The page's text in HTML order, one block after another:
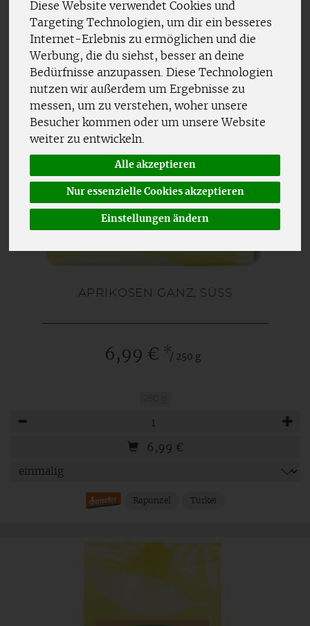
Diese Website verwendet Cookies und
Targeting Technologien, um dir ein besseres
Internet-Erlebnis zu ermöglichen und die
Werbung, die du siehst, besser an deine
Bedürfnisse anzupassen. Diese Technologien
nutzen wir außerdem um Ergebnisse zu
messen, um zu verstehen, woher unsere
Besucher kommen oder um unsere Website
weiter zu entwickeln.
Alle akzeptieren
Nur essenzielle Cookies akzeptieren
Einstellungen ändern
APRIKOSEN GANZ, SÜSS
6,99 € */ 250 g
6,99 €
Rapunzel Türkei